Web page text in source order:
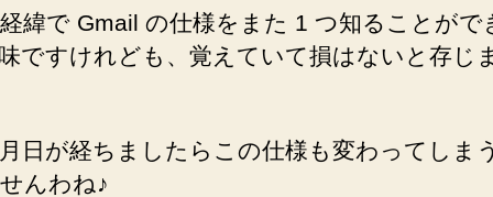
緯で Gmail の仕様をまた 1 つ知ることがで
ですけれども、覚えていて損はないと存じ
日が経ちましたらこの仕様も変わってしま
んわね♪